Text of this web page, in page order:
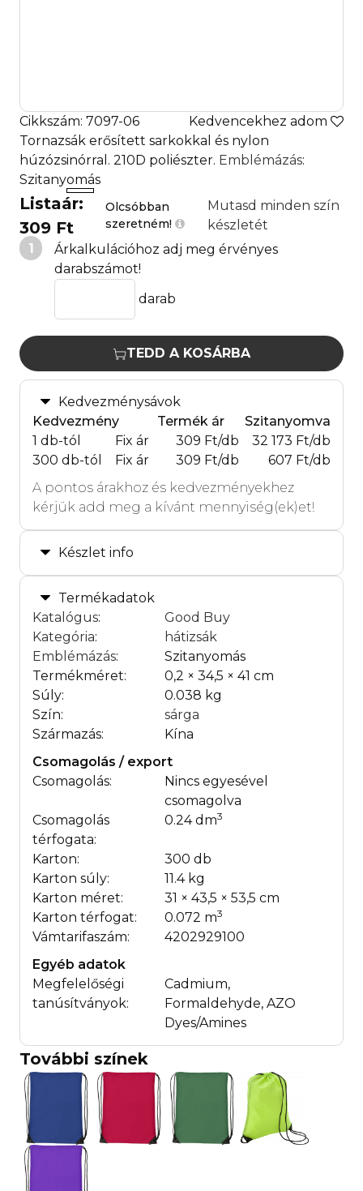
Cikkszám: 7097-06
Kedvencekhez adom
Tornazsák erősített sarkokkal és nylon
húzózsinórral. 210D poliészter. Emblémázás:
Szitanyomás
Listaár:
309 Ft
Olcsóbban
szeretném!
Mutasd minden szín
készletét
1
Árkalkulációhoz adj meg érvényes
darabszámot!
darab
TEDD A KOSÁRBA
Kedvezménysávok
Kedvezmény
Termék ár
Szitanyomva
1 db-tól
Fix ár 309 Ft/db
32 173 Ft/db
300 db-tól
Fix ár 309 Ft/db
607 Ft/db
A pontos árakhoz és kedvezményekhez
kérjük add meg a kívánt mennyiség(ek)et!
Készlet info
Termékadatok
Katalógus:
Good Buy
Kategória:
hátizsák
Emblémázás:
Szitanyomás
Termékméret:
0,2 × 34,5 × 41 cm
Súly:
0.038 kg
Szín:
sárga
Származás:
Kína
Csomagolás / export
Csomagolás:
Nincs egyesével
csomagolva
Csomagolás
térfogata:
0.24 dm3
Karton:
300 db
Karton súly:
11.4 kg
Karton méret:
31 × 43,5 × 53,5 cm
Karton térfogat:
0.072 m3
Vámtarifaszám:
4202929100
Egyéb adatok
Megfelelőségi
tanúsítványok:
Cadmium,
Formaldehyde, AZO
Dyes/Amines
További színek